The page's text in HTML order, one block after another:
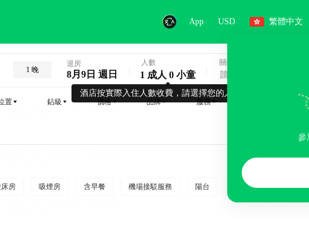
App USD 繁體中文
參
1 晚
退房
8月9日 週日
酒店按實際入住人數收費，請選擇您的入住人數
人數
1 成人 0 小童
關鍵字
置 鉆級 價格 品牌 服務
房 吸煙房 含早餐 機場接駁服務 陽台 行李寄存服務 免